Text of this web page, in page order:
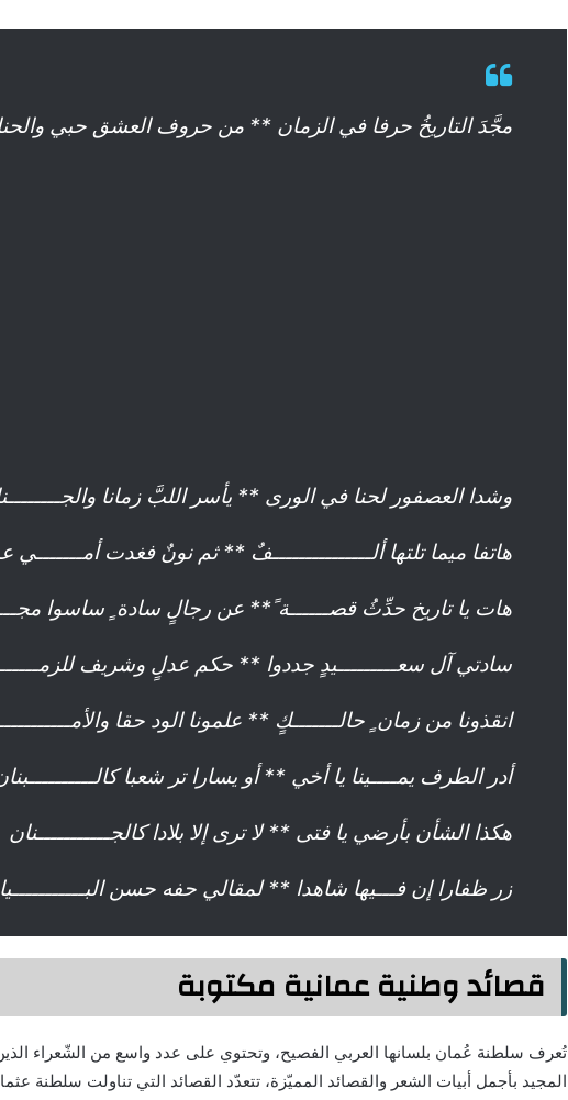
مجَّدَ التاريخُ حرفا في الزمان ** من حروف العشق حبي
وشدا العصفور لحنا في الورى ** يأسر اللبَّ زمانا
هاتفا ميما تلتها ألـــــــــــــــفٌ ** ثم نونٌ فغدت أمـــــــي
هات يا تاريخ حدِّثُ قصــــــة ً** عن رجالٍ سادة ٍ ساسوا
سادتي آل سعـــــــــيدٍ جددوا ** حكم عدلٍ وشريف
انقذونا من زمان ٍ حالـــــــكٍ ** علمونا الود حقا
أدر الطرف يمــــينا يا أخي ** أو يسارا تر شعبا
هكذا الشأن بأرضي يا فتى ** لا ترى إلا بلادا كالجـــــــــــنان
زر ظفارا إن فـــيها شاهدا ** لمقالي حفه حسن
قصائد وطنية عمانية مكتوبة
المجيد بأجمل أبيات الشعر والقصائد المميّزة، تتعدّد القصائد التي تناولت سلطنة